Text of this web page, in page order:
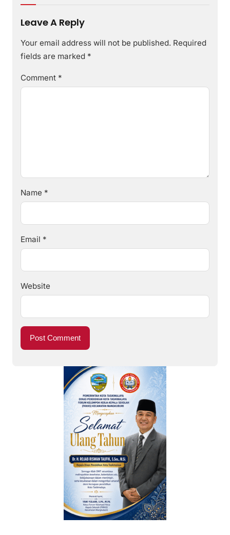
Leave A Reply
Your email address will not be published. Required
fields are marked *
Comment *
Name *
Email *
Website